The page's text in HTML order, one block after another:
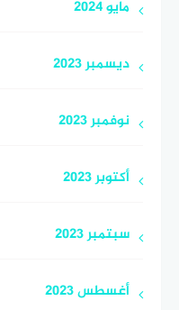
مايو 2024
ديسمبر 2023
نوفمبر 2023
أكتوبر 2023
سبتمبر 2023
أغسطس 2023